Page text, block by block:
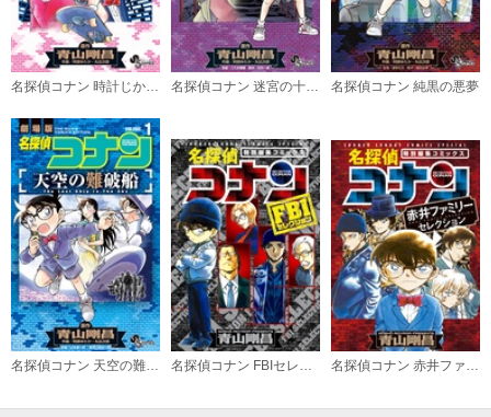
名探偵コナン 純黒の悪夢
名探偵コナン 天空の難破船 名探偵コナン FBIセレクション 名探偵コナン 赤井ファミリーセレクション